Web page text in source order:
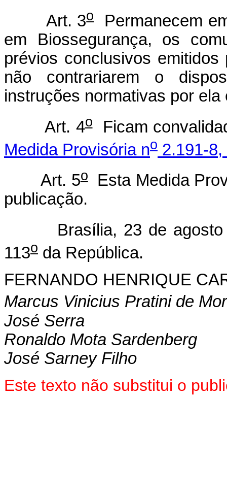
Art. 3oPermanecem
em Biossegurança, os
prévios conclusivos
não contrariarem o
instruções normativas por ela
Art. 4oFicam
Medida Provisória no 2.191-
Art. 5oEsta Medida
publicação.
Brasília, 23 de agosto
113o da República.
FERNANDO HENRIQUE
Marcus Vinicius Pratini de
José Serra
Ronaldo Mota Sardenberg
José Sarney Filho
Este texto não substitui o